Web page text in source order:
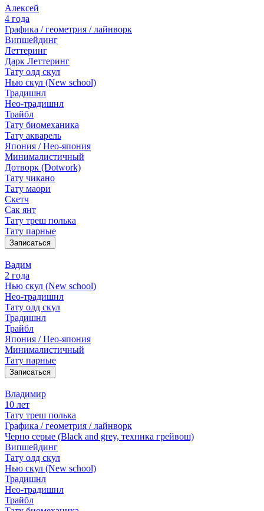
Алексей
4 года
Графика / геометрия / лайнворк
Випшейдинг
Леттеринг
Дарк Леттеринг
Тату олд скул
Нью скул (New school)
Традишнл
Нео-традишнл
Трайбл
Тату биомеханика
Тату акварель
Япония / Нео-япония
Минималистичный
Дотворк (Dotwork)
Тату чикано
Тату маори
Скетч
Сак янт
Тату треш полька
Тату парные
Записаться
Вадим
2 года
Нью скул (New school)
Нео-традишнл
Тату олд скул
Традишнл
Трайбл
Япония / Нео-япония
Минималистичный
Тату парные
Записаться
Владимир
10 лет
Тату треш полька
Графика / геометрия / лайнворк
Черно серые (Black and grey, техника грейвош)
Випшейдинг
Тату олд скул
Нью скул (New school)
Традишнл
Нео-традишнл
Трайбл